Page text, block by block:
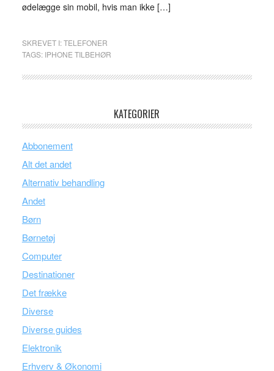
ødelægge sin mobil, hvis man ikke […]
SKREVET I:TELEFONER
TAGS: IPHONE TILBEHØR
KATEGORIER
Abbonement
Alt det andet
Alternativ behandling
Andet
Børn
Børnetøj
Computer
Destinationer
Det frække
Diverse
Diverse guides
Elektronik
Erhverv & Økonomi